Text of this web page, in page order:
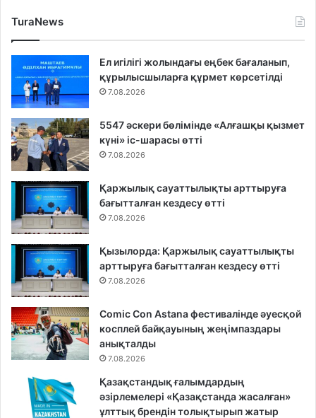
TuraNews
Ел игілігі жолындағы еңбек бағаланып,
құрылысшыларға құрмет көрсетілді
7.08.2026
5547 әскери бөлімінде «Алғашқы қызмет
күні» іс-шарасы өтті
7.08.2026
Қаржылық сауаттылықты арттыруға
бағытталған кездесу өтті
7.08.2026
Қызылорда: Қаржылық сауаттылықты
арттыруға бағытталған кездесу өтті
7.08.2026
Comic Con Astana фестивалінде әуесқой
косплей байқауының жеңімпаздары
анықталды
7.08.2026
Қазақстандық ғалымдардың
әзірлемелері «Қазақстанда жасалған»
ұлттық брендін толықтырып жатыр